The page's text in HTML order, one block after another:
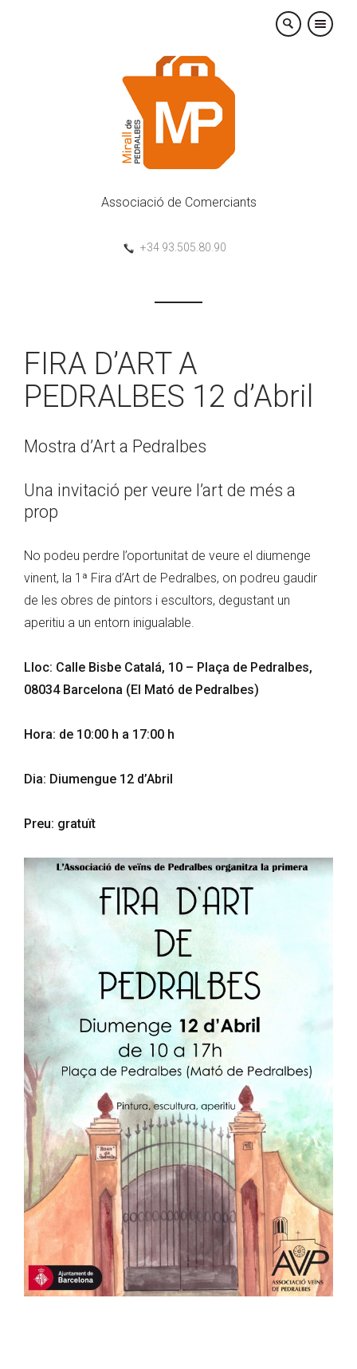
×
Associació de Comerciants
+34 93.505.80.90
FIRA D’ART A
PEDRALBES 12 d’Abril
Mostra d’Art a Pedralbes
Una invitació per veure l’art de més a
prop
No podeu perdre l’oportunitat de veure el diumenge
vinent, la 1ª Fira d’Art de Pedralbes, on podreu gaudir
de les obres de pintors i escultors, degustant un
aperitiu a un entorn inigualable.
Lloc: Calle Bisbe Catalá, 10 – Plaça de Pedralbes,
08034 Barcelona (El Mató de Pedralbes)
Hora: de 10:00 h a 17:00 h
Dia: Diumengue 12 d’Abril
Preu: gratuït